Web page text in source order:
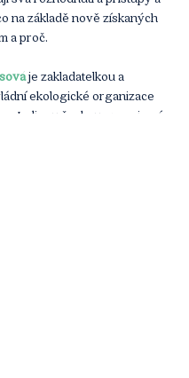
na základě nově získaných
a proč.
je zakladatelkou a
ekologické organizace
Jedinou českou organizací,